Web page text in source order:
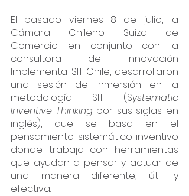
El pasado viernes 8 de julio, la
Cámara Chileno Suiza de
Comercio en conjunto con la
consultora de innovación
Implementa-SIT Chile, desarrollaron
una sesión de inmersión en la
metodología SIT (Systematic
Inventive Thinking por sus siglas en
inglés), que se basa en el
pensamiento sistemático inventivo
donde trabaja con herramientas
que ayudan a pensar y actuar de
una manera diferente, útil y
efectiva.